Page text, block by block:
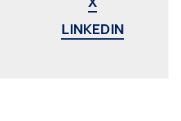
LINKEDIN